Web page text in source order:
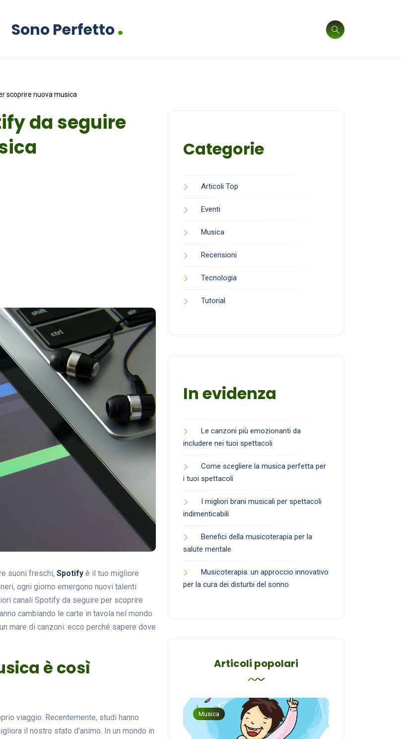
Sono Perfetto.
scoprire nuova musica
da seguire
suoni freschi, Spotify è il tuo migliore
ogni giorno emergono nuovi talenti
canali Spotify da seguire per scoprire
cambiando le carte in tavola nel mondo
mare di canzoni: ecco perché sapere dove
è così
viaggio. Recentemente, studi hanno
il nostro stato d’animo. In un mondo in
Categorie
Articoli Top
Eventi
Musica
Recensioni
Tecnologia
Tutorial
In evidenza
Le canzoni più emozionanti da
includere nei tuoi spettacoli
Come scegliere la musica perfetta per
i tuoi spettacoli
I migliori brani musicali per spettacoli
indimenticabili
Benefici della musicoterapia per la
salute mentale
Musicoterapia: un approccio innovativo
per la cura dei disturbi del sonno
Articoli popolari
Musica Musica